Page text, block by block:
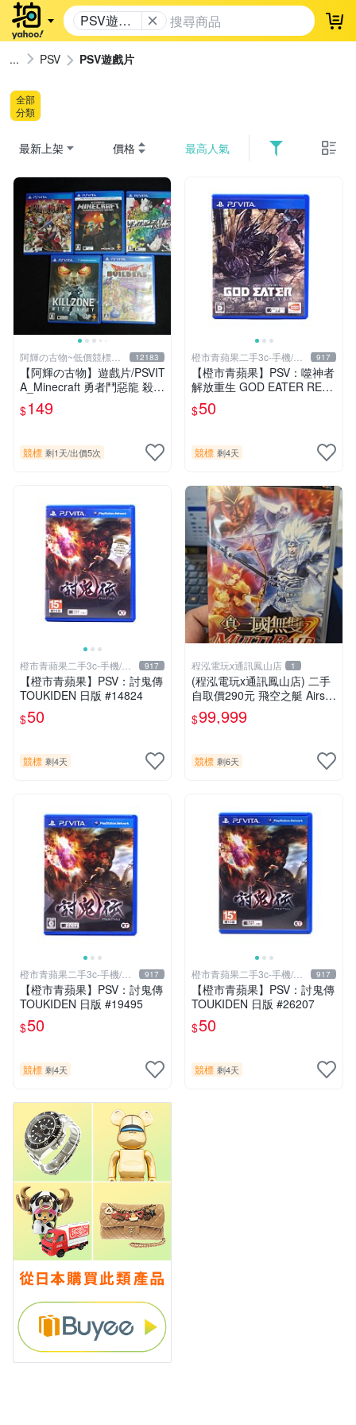
PSV遊戲
片
登
PSV PSV遊戲片
全部
分類
最新上架 價格 最高人氣
阿輝の古物~低價競標五
六日結標
12183
【阿輝の古物】遊戲片/PSVIT
A_Minecraft 勇者鬥惡龍 殺戮
地帶 英雄傳說 槍彈辯駁 一批
合售_刮痕污漬_1元起標無底
$149
競標 剩1天/出價5次
橙市青蘋果二手3c-手機/相
機
917
【橙市青蘋果】PSV：噬神者
解放重生 GOD EATER RES
URRECTION 日版 #19491
$50
競標 剩4天
橙市青蘋果二手3c-手機/相
機
917
【橙市青蘋果】PSV：討鬼傳
TOUKIDEN 日版 #14824
$50
競標 剩4天
程泓電玩x通訊鳳山店 1
(程泓電玩x通訊鳳山店) 二手
自取價290元 飛空之艇 Airshi
p Q 中文版 FOR PS VITA
$99,999
競標 剩6天
橙市青蘋果二手3c-手機/相
機
917
【橙市青蘋果】PSV：討鬼傳
TOUKIDEN 日版 #19495
$50
競標 剩4天
橙市青蘋果二手3c-手機/相
機
917
【橙市青蘋果】PSV：討鬼傳
TOUKIDEN 日版 #26207
$50
競標 剩4天